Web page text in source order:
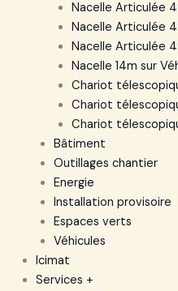
Nacelle Articulée
Nacelle Articulée
Nacelle Articulée
Nacelle 14m sur
Chariot
Chariot
Chariot
Bâtiment
Outillages chantier
Energie
Installation provisoire
Espaces verts
Véhicules
Icimat
Services +